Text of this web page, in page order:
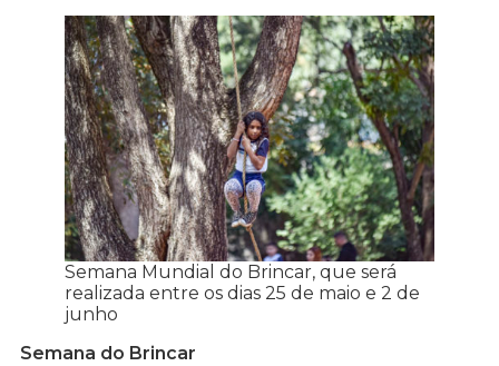
Semana Mundial do Brincar, que será
realizada entre os dias 25 de maio e 2 de
junho
Semana do Brincar